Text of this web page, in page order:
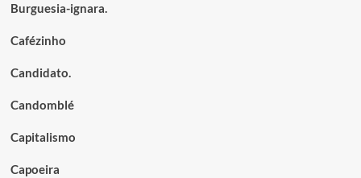
Burguesia-ignara.
Cafézinho
Candidato.
Candomblé
Capitalismo
Capoeira